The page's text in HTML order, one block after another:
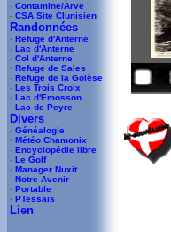
- Contamine/Arve
- CSA Site Clunisien
Randonnées
- Refuge d'Anterne
- Lac d'Anterne
- Col d'Anterne
- Refuge de Sales
- Refuge de la Golèse
- Les Trois Croix
- Lac d'Emosson
- Lac de Peyre
Divers
- Généalogie
- Météo Chamonix
- Encyclopédie libre
- Le Golf
- Manager Nuxit
- Notre Avenir
- Portable
- PTessais
Lien